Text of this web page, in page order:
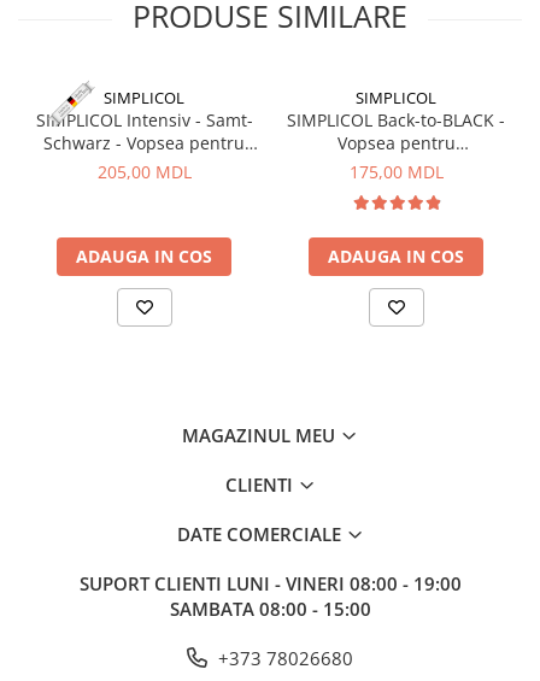
Monturi
Pentru vinatori
Vopsele pentru haine
Detergenţi si produse pentru rufe
Vopsele pentru haine
Ingrijire tehnica casnica
Sport-Turism-Odihna
Lanterne
PRODUSE SIMILARE
SIMPLICOL
SIMPLICOL Intensiv - Samt-
Schwarz - Vopsea pentru
haine si textile in masina de
205,00 MDL
ADAUGA IN COS
SIMPLICOL
SIMPLICOL Back-to-BLACK -
Vopsea pentru
reimprospatarea/revigorarea
(negru), 400 g
175,00 MDL
ADAUGA IN COS
MAGAZINUL MEU
CLIENTI
DATE COMERCIALE
SUPORT CLIENTI LUNI - VINERI 08:00 - 19:00
SAMBATA 08:00 - 15:00
+373 78026680